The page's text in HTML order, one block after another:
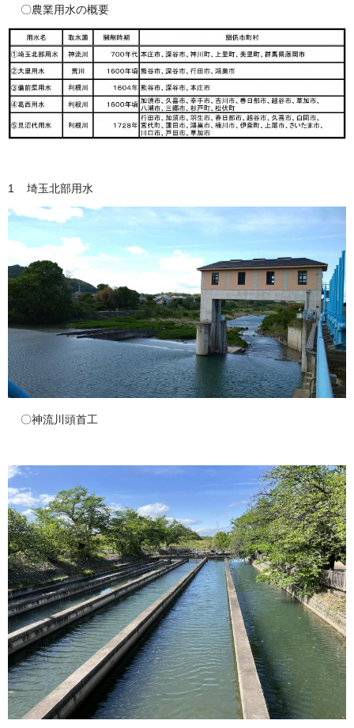
〇農業用水の概要
1 埼玉北部用水
〇神流川頭首工